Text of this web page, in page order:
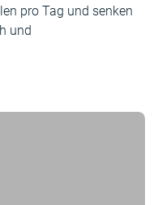
pro Tag und senken
und